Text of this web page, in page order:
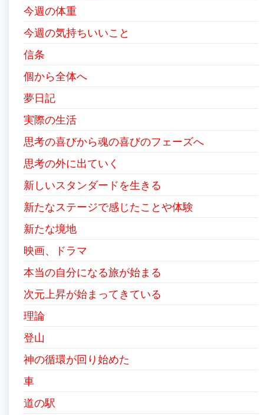
今週の体重
今週の気持ちいいこと
信条
個から全体へ
夢日記
実際の生活
思考の喜びから魂の喜びのフェーズへ
思考の外に出ていく
新しいスタンダードを生きる
新たなステージで感じたことや体験
新たな境地
映画、ドラマ
本当の自分になる旅が始まる
次元上昇が始まってきている
理論
登山
神の循環が回り始めた
車
道の駅